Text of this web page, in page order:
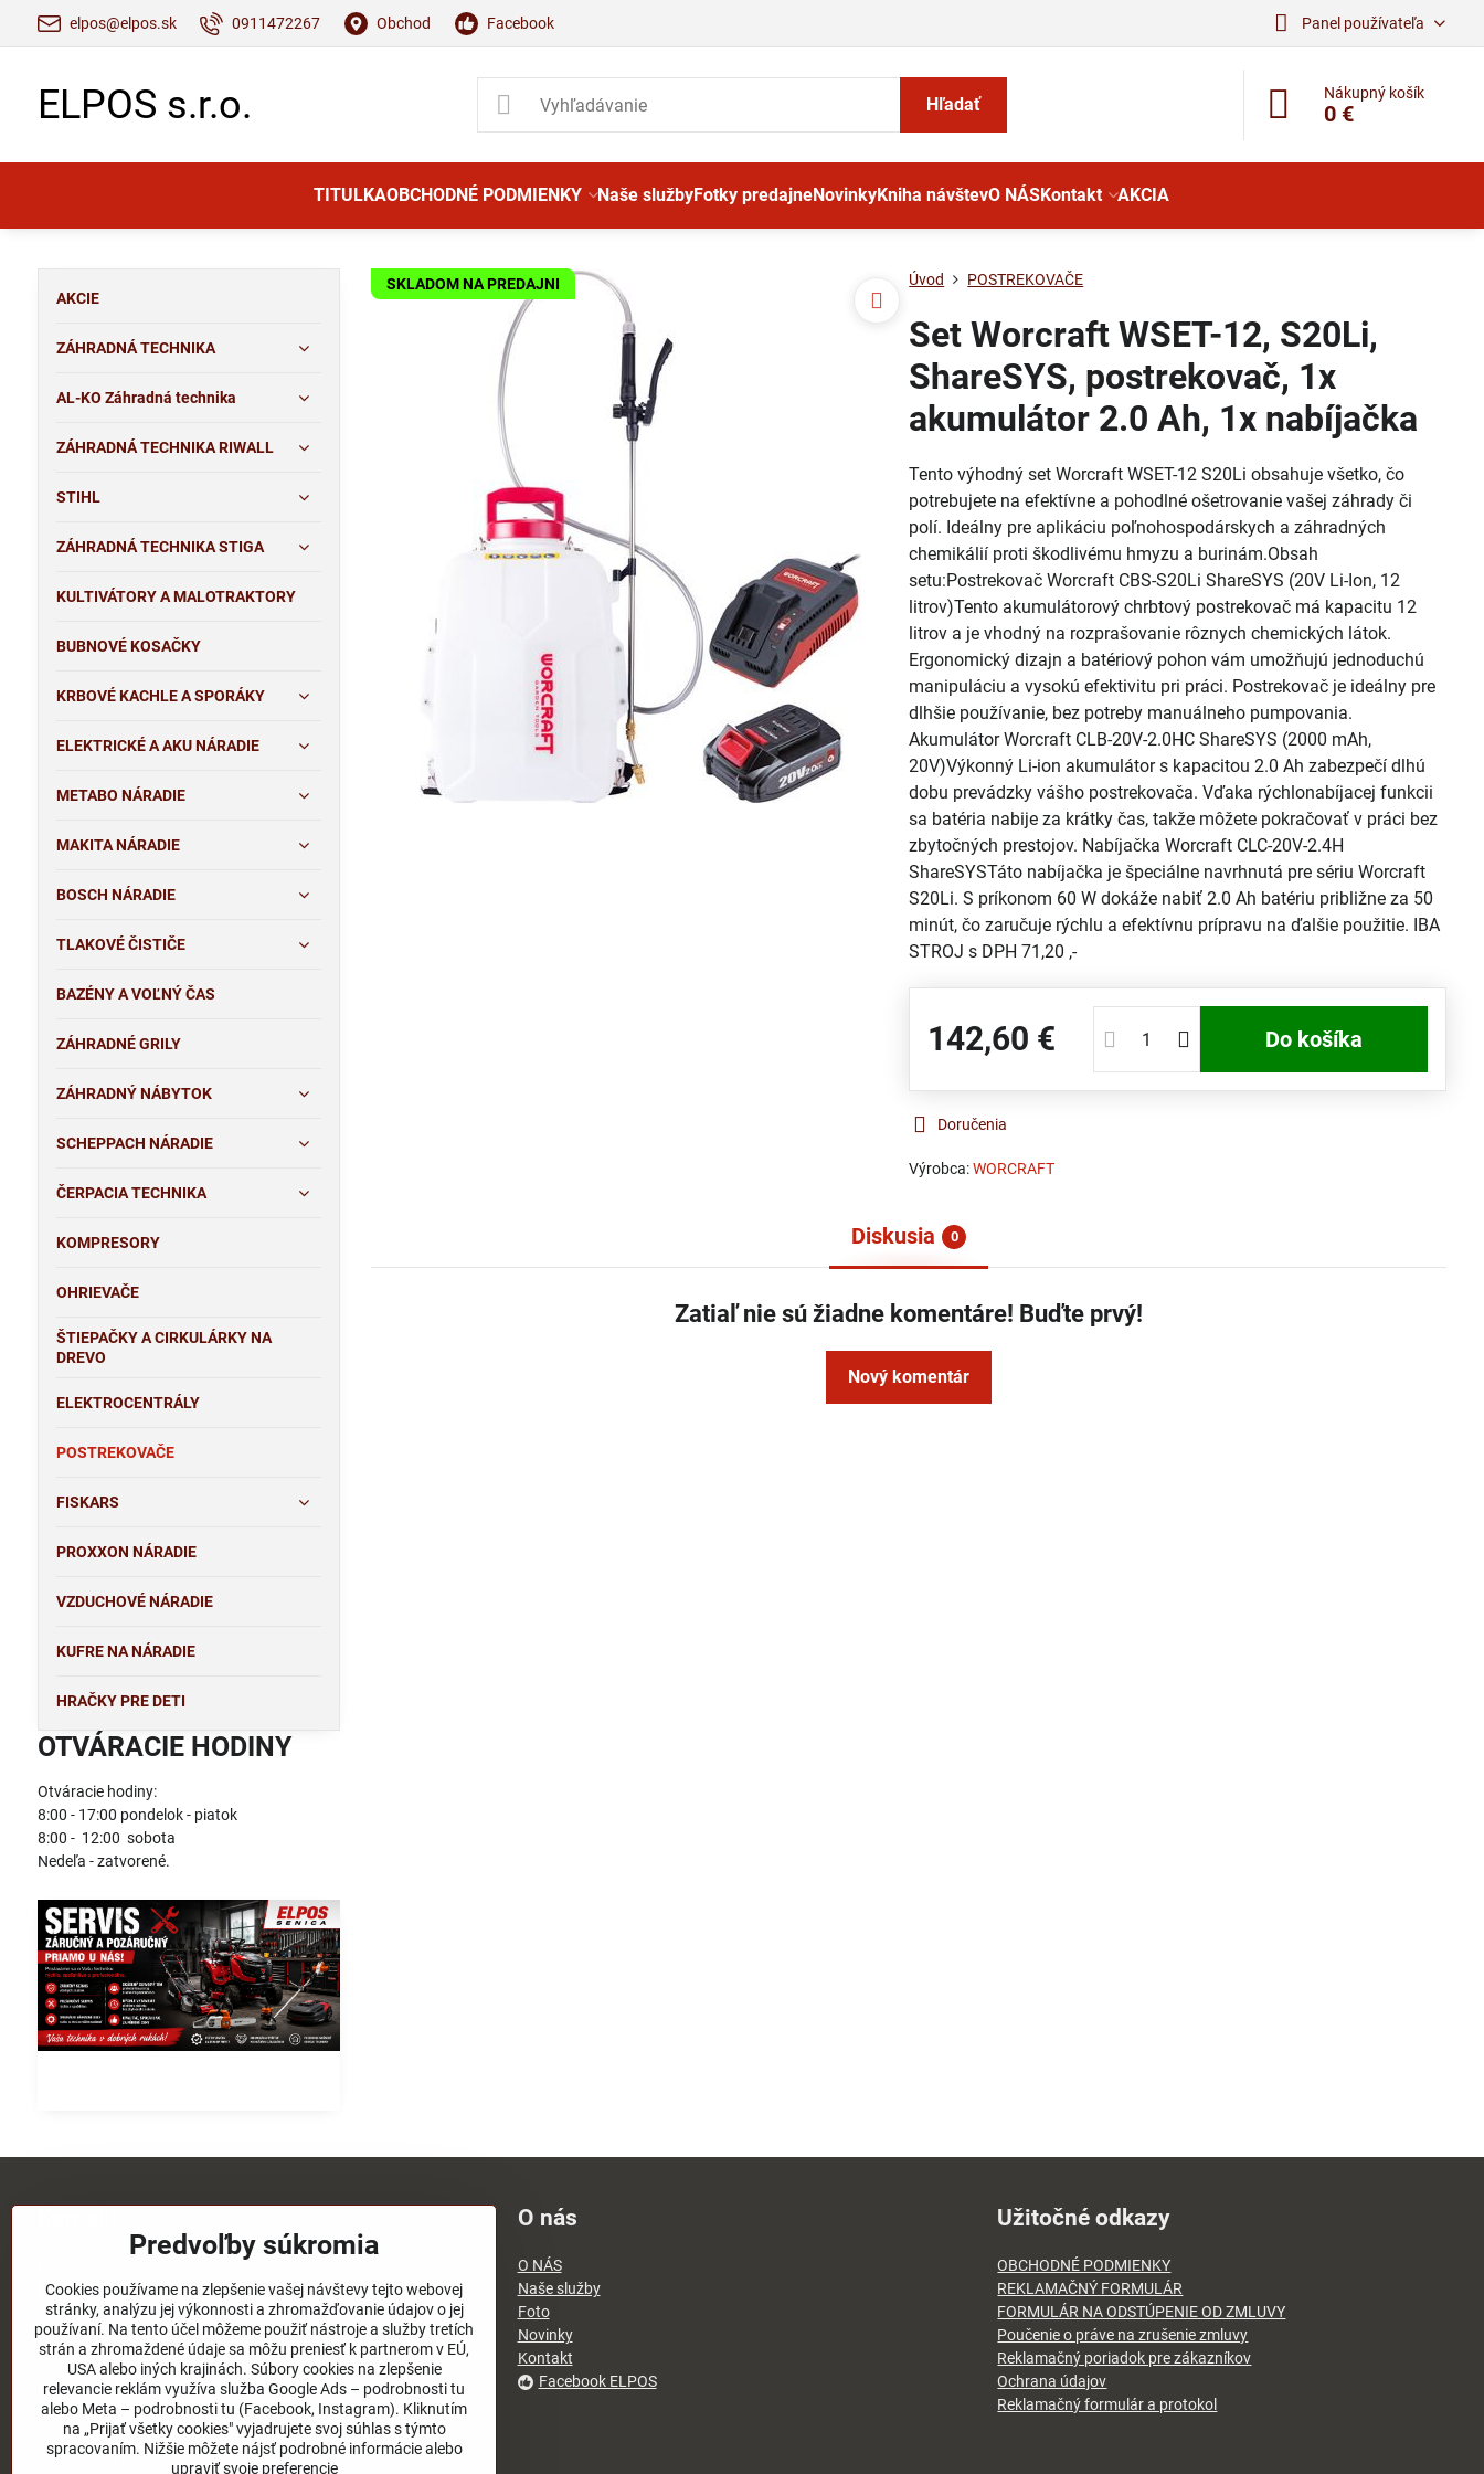
elpos@elpos.sk 0911472267 Obchod Facebook Panel používateľa
ELPOS s.r.o. Hľadať
Nákupný košík
0 €
TITULKAOBCHODNÉ PODMIENKY Naše službyFotky predajneNovinkyKniha návštevO NÁSKontakt AKCIA
SKLADOM NA PREDAJNI Úvod POSTREKOVAČE
Set Worcraft WSET-12, S20Li,
ShareSYS, postrekovač, 1x
akumulátor 2.0 Ah, 1x nabíjačka
Tento výhodný set Worcraft WSET-12 S20Li obsahuje všetko, čo
potrebujete na efektívne a pohodlné ošetrovanie vašej záhrady či
polí. Ideálny pre aplikáciu poľnohospodárskych a záhradných
chemikálií proti škodlivému hmyzu a burinám.Obsah
setu:Postrekovač Worcraft CBS-S20Li ShareSYS (20V Li-Ion, 12
litrov)Tento akumulátorový chrbtový postrekovač má kapacitu 12
litrov a je vhodný na rozprašovanie rôznych chemických látok.
Ergonomický dizajn a batériový pohon vám umožňujú jednoduchú
manipuláciu a vysokú efektivitu pri práci. Postrekovač je ideálny pre
dlhšie používanie, bez potreby manuálneho pumpovania.
Akumulátor Worcraft CLB-20V-2.0HC ShareSYS (2000 mAh,
20V)Výkonný Li-ion akumulátor s kapacitou 2.0 Ah zabezpečí dlhú
dobu prevádzky vášho postrekovača. Vďaka rýchlonabíjacej funkcii
sa batéria nabije za krátky čas, takže môžete pokračovať v práci bez
zbytočných prestojov. Nabíjačka Worcraft CLC-20V-2.4H
ShareSYSTáto nabíjačka je špeciálne navrhnutá pre sériu Worcraft
S20Li. S príkonom 60 W dokáže nabiť 2.0 Ah batériu približne za 50
minút, čo zaručuje rýchlu a efektívnu prípravu na ďalšie použitie. IBA
STROJ s DPH 71,20 ,-
142,60 € Do košíka
Doručenia
Výrobca:WORCRAFT
Diskusia 0
Zatiaľ nie sú žiadne komentáre! Buďte prvý!
Nový komentár
AKCIE
ZÁHRADNÁ TECHNIKA
AL-KO Záhradná technika
ZÁHRADNÁ TECHNIKA RIWALL
STIHL
ZÁHRADNÁ TECHNIKA STIGA
KULTIVÁTORY A MALOTRAKTORY
BUBNOVÉ KOSAČKY
KRBOVÉ KACHLE A SPORÁKY
ELEKTRICKÉ A AKU NÁRADIE
METABO NÁRADIE
MAKITA NÁRADIE
BOSCH NÁRADIE
TLAKOVÉ ČISTIČE
BAZÉNY A VOĽNÝ ČAS
ZÁHRADNÉ GRILY
ZÁHRADNÝ NÁBYTOK
SCHEPPACH NÁRADIE
ČERPACIA TECHNIKA
KOMPRESORY
OHRIEVAČE
ŠTIEPAČKY A CIRKULÁRKY NA
DREVO
ELEKTROCENTRÁLY
POSTREKOVAČE
FISKARS
PROXXON NÁRADIE
VZDUCHOVÉ NÁRADIE
KUFRE NA NÁRADIE
HRAČKY PRE DETI
OTVÁRACIE HODINY
Otváracie hodiny:
8:00 - 17:00 pondelok - piatok
8:00 - 12:00 sobota
Nedeľa - zatvorené.
tel:03/4651 73 77
email:
elpos@elpos.sk
Adresa:
Štefánikova 1470/50c
90501 Senica
Otváracie hodiny:
8:00 - 17:00 pondelok - piatok
O nás
O NÁS
Naše služby
Foto
Novinky
Kontakt
Facebook ELPOS
Užitočné odkazy
OBCHODNÉ PODMIENKY
REKLAMAČNÝ FORMULÁR
FORMULÁR NA ODSTÚPENIE OD ZMLUVY
Poučenie o práve na zrušenie zmluvy
Reklamačný poriadok pre zákazníkov
Ochrana údajov
Reklamačný formulár a protokol
Predvoľby súkromia
Cookies používame na zlepšenie vašej návštevy tejto webovej
stránky, analýzu jej výkonnosti a zhromažďovanie údajov o jej
používaní. Na tento účel môžeme použiť nástroje a služby tretích
strán a zhromaždené údaje sa môžu preniesť k partnerom v EÚ,
USA alebo iných krajinách. Súbory cookies na zlepšenie
relevancie reklám využíva služba Google Ads – podrobnosti tu
alebo Meta – podrobnosti tu (Facebook, Instagram). Kliknutím
na „Prijať všetky cookies" vyjadrujete svoj súhlas s týmto
spracovaním. Nižšie môžete nájsť podrobné informácie alebo
upraviť svoje preferencie